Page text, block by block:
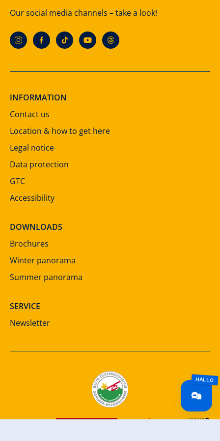
Our social media channels – take a look!
INFORMATION
Contact us
Location & how to get here
Legal notice
Data protection
GTC
Accessibility
DOWNLOADS
Brochures
Winter panorama
Summer panorama
SERVICE
Newsletter